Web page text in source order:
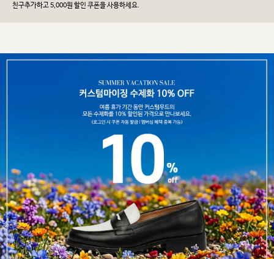
친구추가하고 5,000원 할인 쿠폰을 사용하세요.